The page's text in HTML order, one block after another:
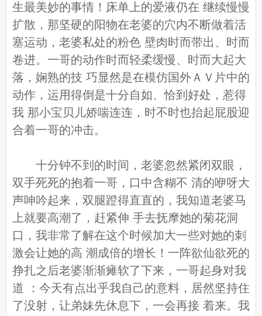
生最美妙的事情！床单上的爱液仍在 继续慢慢
扩散，那坚硬的阳物在老婆的穴内不断做着活
塞运动，老婆私处的粉色 壁肉时而带出、时而
卷进。一哥的动作时而轻柔缓慢、时而大起大
落，娴熟的技 巧显然是在模仿国外ＡＶ片中的
动作，运用得倒是十分自如、恰到好处，惹得
我 那小宝贝儿娇喘连连，时不时也抬起屁股迎
合着一哥的冲击。
十分钟不到的时间，老婆忽然紧闭双眼，
双手死死的抱着一哥，口中含糊不 清的咿呀大
声呻吟起来，双腿蹬得直直的，我知道老婆马
上就要高潮了，赶紧伸 手去抚摩她的菊花洞
口，我非常了解在这个时候加大一些对她的刺
激会让她的高 潮成倍的增长！一阵欲仙欲死的
挣扎之后老婆渐渐瘫软了下来，一哥起身对我
道 ：今天有点出乎我自己的意料，居然坚持住
了没射，让弟妹先休息下，一会再接 着来。我